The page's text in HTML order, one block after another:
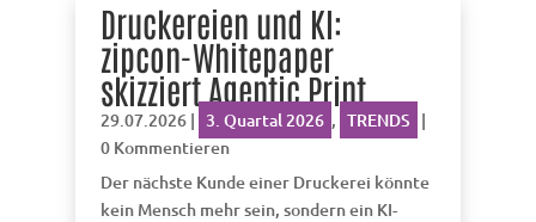
Druckereien und KI:
zipcon-Whitepaper
skizziert Agentic Print
29.07.2026| 3. Quartal 2026 , TRENDS |
0 Kommentieren
Der nächste Kunde einer Druckerei könnte
kein Mensch mehr sein, sondern ein KI-